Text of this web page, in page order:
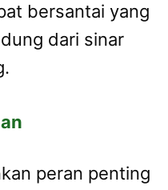
bersantai yang
dari sinar
peran penting